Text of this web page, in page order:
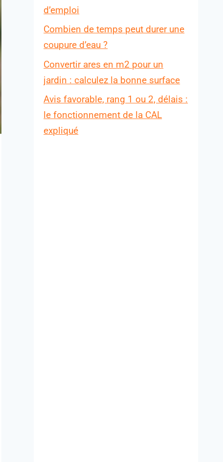
d’emploi
Combien de temps peut durer une
coupure d’eau ?
Convertir ares en m2 pour un
jardin : calculez la bonne surface
Avis favorable, rang 1 ou 2, délais :
le fonctionnement de la CAL
expliqué